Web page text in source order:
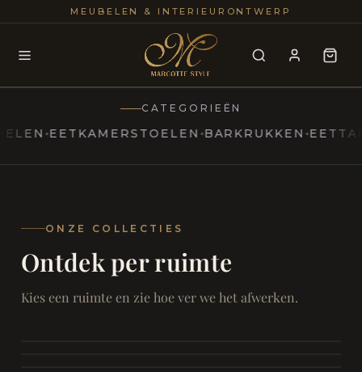
MEUBELEN & INTERIEURONTWERP
Modern
Marcottestyle Living
25+
CATEGORIEËN
EETKAMERSTOELEN BARKRUKKEN EETTAFELS
ONZE COLLECTIES
Ontdek per ruimte
Kies een ruimte en zie hoe ver we het afwerken.
SAMEN ONTSPANNEN
Woonkamer
Eetkamer
RUST EN RETRAITE